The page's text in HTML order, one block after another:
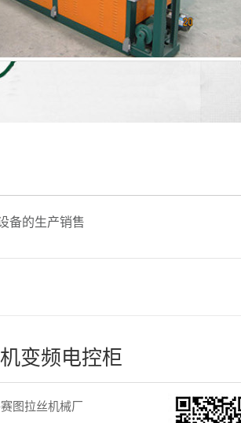
备的生产销售
变频电控柜
图拉丝机械厂